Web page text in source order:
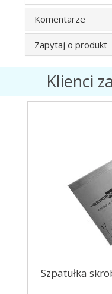
Komentarze
Zapytaj o produkt
Klienci
Szpatułka